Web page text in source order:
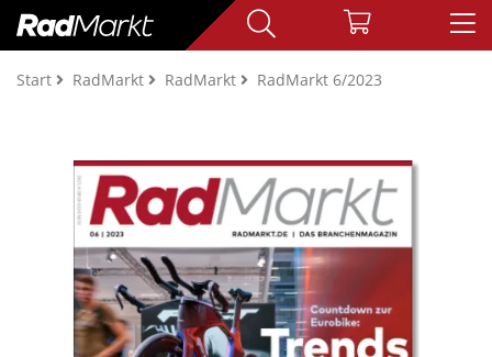
Start RadMarkt RadMarkt RadMarkt 6/2023